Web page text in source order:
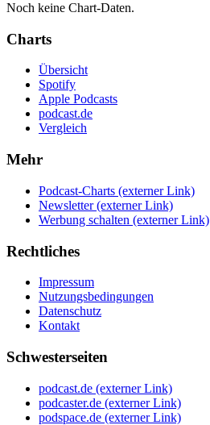
Noch keine Chart-Daten.
Charts
Übersicht
Spotify
Apple Podcasts
podcast.de
Vergleich
Mehr
Podcast-Charts (externer Link)
Newsletter (externer Link)
Werbung schalten (externer Link)
Rechtliches
Impressum
Nutzungsbedingungen
Datenschutz
Kontakt
Schwesterseiten
podcast.de (externer Link)
podcaster.de (externer Link)
podspace.de (externer Link)